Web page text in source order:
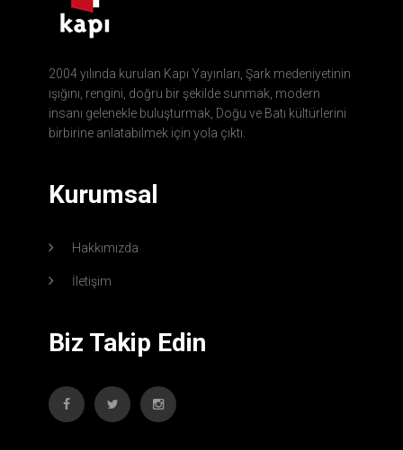
2004 yılında kurulan Kapı Yayınları, Şark medeniyetinin
ışığını, rengini, doğru bir şekilde sunmak, modern
insanı gelenekle buluşturmak, Doğu ve Batı kültürlerini
birbirine anlatabilmek için yola çıktı.
Kurumsal
Hakkımızda
İletişim
Biz Takip Edin